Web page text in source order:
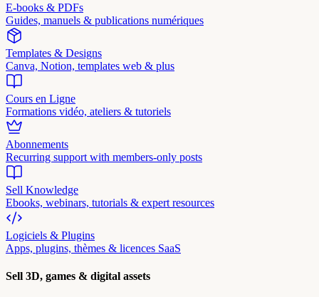
E-books & PDFs
Guides, manuels & publications numériques
Templates & Designs
Canva, Notion, templates web & plus
Cours en Ligne
Formations vidéo, ateliers & tutoriels
Abonnements
Recurring support with members-only posts
Sell Knowledge
Ebooks, webinars, tutorials & expert resources
Logiciels & Plugins
Apps, plugins, thèmes & licences SaaS
Sell 3D, games & digital assets